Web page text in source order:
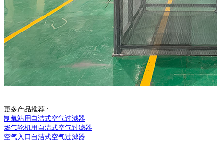
更多产品推荐：
制氧站用自洁式空气过滤器
燃气轮机用自洁式空气过滤器
空气 入口自洁式空气过滤器